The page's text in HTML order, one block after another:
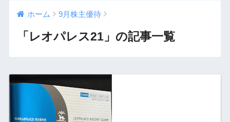
ホーム 9月株主優待
「レオパレス21」の記事一覧